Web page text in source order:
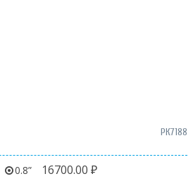
РК7188
0.8 16700.00 ₽